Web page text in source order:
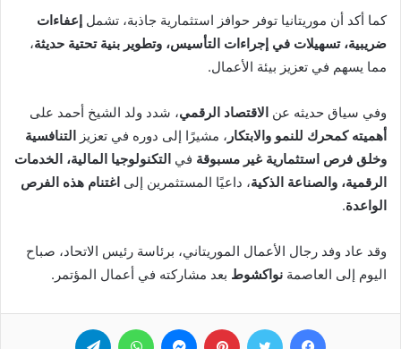
كما أكد أن موريتانيا توفر حوافز استثمارية جاذبة، تشمل إعفاءات
ضريبية، تسهيلات في إجراءات التأسيس، وتطوير بنية تحتية حديثة،
مما يسهم في تعزيز بيئة الأعمال.
وفي سياق حديثه عن الاقتصاد الرقمي، شدد ولد الشيخ أحمد على
أهميته كمحرك للنمو والابتكار ، مشيرًا إلى دوره في تعزيز التنافسية
وخلق فرص استثمارية غير مسبوقة في التكنولوجيا المالية، الخدمات
الرقمية، والصناعة الذكية، داعيًا المستثمرين إلى اغتنام هذه الفرص
الواعدة.
وقد عاد وفد رجال الأعمال الموريتاني، برئاسة رئيس الاتحاد، صباح
اليوم إلى العاصمة نواكشوط بعد مشاركته في أعمال المؤتمر.
فيسبوك تويتر بينتيريست ماسنجر واتساب